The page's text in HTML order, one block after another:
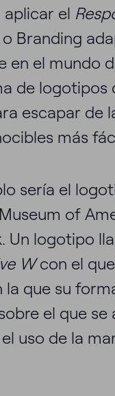
aplicar el
Branding
en el mundo
de logotipos
escapar de
más
sería el
of
Un logotipo
Wcon el
la que su
el que se
uso de la